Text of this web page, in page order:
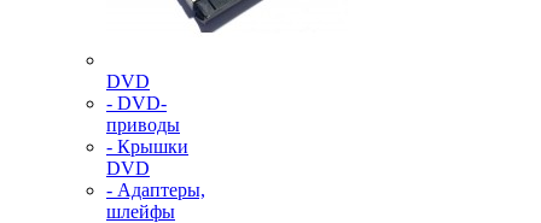
DVD
- DVD-
приводы
- Крышки
DVD
- Адаптеры,
шлейфы